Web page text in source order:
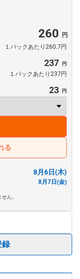
260
１パックあたり260.7円
237
１パックあたり237円
23
る
8月6日(木)
8月7日(金)
ん。
録